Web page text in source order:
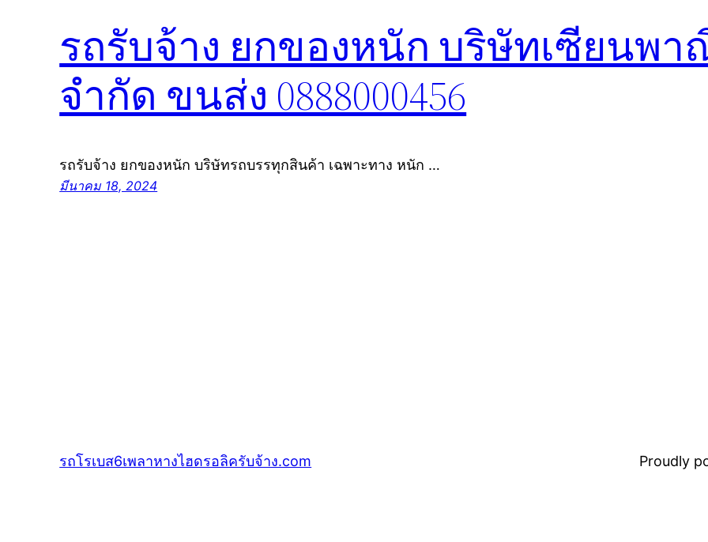
รถรับจ้าง ยกของหนัก บริษัทเซียนพ
จำกัด ขนส่ง 0888000456
รถรับจ้าง ยกของหนัก บริษัทรถบรรทุกสินค้า เฉพาะทาง หนัก …
มีนาคม 18, 2024
รถโรเบส6เพลาหางไฮดรอลิครับจ้าง.com Proudly